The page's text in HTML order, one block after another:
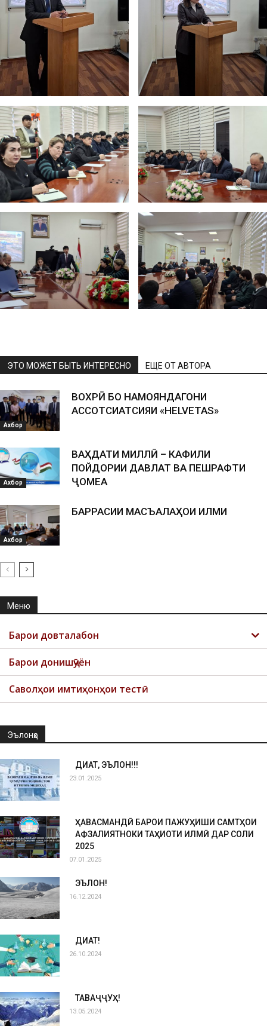
ЭТО МОЖЕТ БЫТЬ ИНТЕРЕСНО ЕЩЕ ОТ АВТОРА
Ахбор
ВОХӮРӢ БО НАМОЯНДАГОНИ
АССОТСИАТСИЯИ «HELVETAS»
Ахбор
ВАҲДАТИ МИЛЛӢ – КАФИЛИ
ПОЙДОРИИ ДАВЛАТ ВА ПЕШРАФТИ
ҶОМЕА
Ахбор
БАРРАСИИ МАСЪАЛАҲОИ ИЛМИ
Меню
Барои довталабон
Барои донишҷӯён
Саволҳои имтиҳонҳои тестӣ
Эълонҳо
ДИҚҚАТ, ЭЪЛОН!!!
23.01.2025
ҲАВАСМАНДӢ БАРОИ ПАЖУҲИШИ САМТҲОИ
АФЗАЛИЯТНОКИ ТАҲҚИҚОТИ ИЛМӢ ДАР СОЛИ
2025
07.01.2025
ЭЪЛОН!
16.12.2024
ДИҚҚАТ!
26.10.2024
ТАВАҶҶУҲ!
13.05.2024